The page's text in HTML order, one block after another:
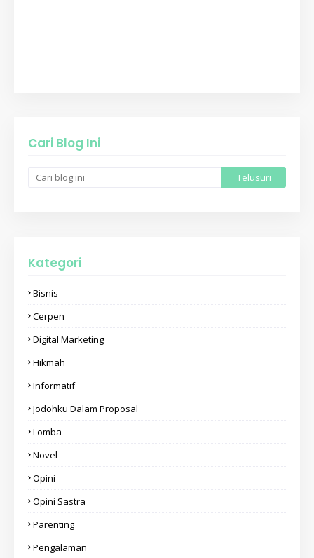
Cari Blog Ini
Kategori
Bisnis
Cerpen
Digital Marketing
Hikmah
Informatif
Jodohku Dalam Proposal
Lomba
Novel
Opini
Opini Sastra
Parenting
Pengalaman